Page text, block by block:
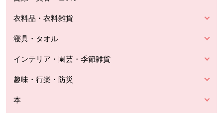
衣料品・衣料雑貨
寝具・タオル
インテリア・園芸・季節雑貨
趣味・行楽・防災
本